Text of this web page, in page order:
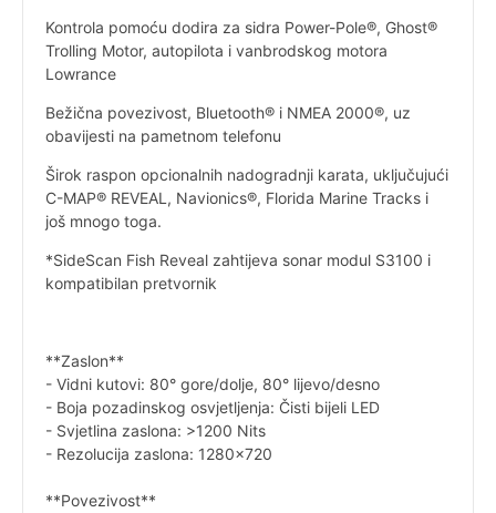
Kontrola pomoću dodira za sidra Power-Pole®, Ghost®
Trolling Motor, autopilota i vanbrodskog motora
Lowrance
Bežična povezivost, Bluetooth® i NMEA 2000®, uz
obavijesti na pametnom telefonu
Širok raspon opcionalnih nadogradnji karata, uključujući
C-MAP® REVEAL, Navionics®, Florida Marine Tracks i
još mnogo toga.
*SideScan Fish Reveal zahtijeva sonar modul S3100 i
kompatibilan pretvornik
**Zaslon**
- Vidni kutovi: 80° gore/dolje, 80° lijevo/desno
- Boja pozadinskog osvjetljenja: Čisti bijeli LED
- Svjetlina zaslona: >1200 Nits
- Rezolucija zaslona: 1280x720
**Povezivost**